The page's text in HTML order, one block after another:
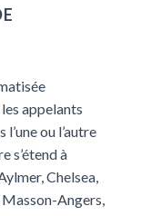
appelants
ou l’autre
s’étend à
Chelsea,
Angers,